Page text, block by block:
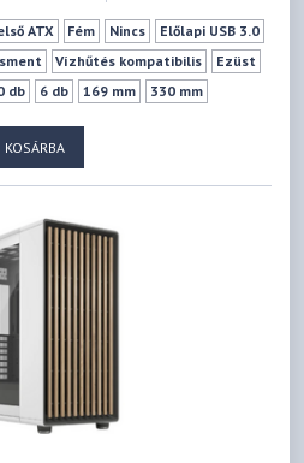
ATX Fém Nincs
Előlapi USB 3.0
Vízhűtés kompatibilis
Ezüst
db 6 db 169 mm 330 mm
KOSÁRBA